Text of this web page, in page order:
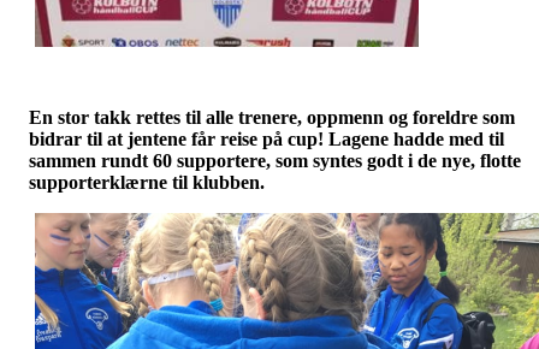
En stor takk rettes til alle trenere, oppmenn og foreldre som
bidrar til at jentene får reise på cup! Lagene hadde med til
sammen rundt 60 supportere, som syntes godt i de nye, flotte
supporterklærne til klubben.